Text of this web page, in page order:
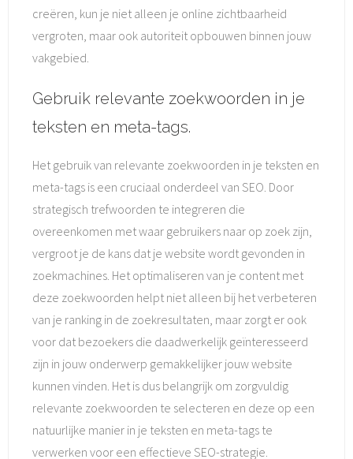
creëren, kun je niet alleen je online zichtbaarheid
vergroten, maar ook autoriteit opbouwen binnen jouw
vakgebied.
Gebruik relevante zoekwoorden in je
teksten en meta-tags.
Het gebruik van relevante zoekwoorden in je teksten en
meta-tags is een cruciaal onderdeel van SEO. Door
strategisch trefwoorden te integreren die
overeenkomen met waar gebruikers naar op zoek zijn,
vergroot je de kans dat je website wordt gevonden in
zoekmachines. Het optimaliseren van je content met
deze zoekwoorden helpt niet alleen bij het verbeteren
van je ranking in de zoekresultaten, maar zorgt er ook
voor dat bezoekers die daadwerkelijk geïnteresseerd
zijn in jouw onderwerp gemakkelijker jouw website
kunnen vinden. Het is dus belangrijk om zorgvuldig
relevante zoekwoorden te selecteren en deze op een
natuurlijke manier in je teksten en meta-tags te
verwerken voor een effectieve SEO-strategie.